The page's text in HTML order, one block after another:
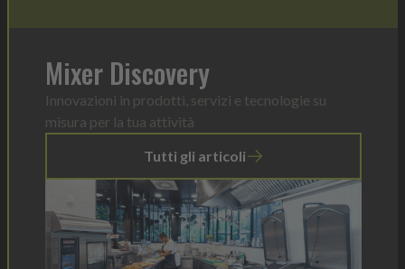
Mixer Discovery
Innovazioni in prodotti, servizi e tecnologie su
misura per la tua attività
Tutti gli articoli